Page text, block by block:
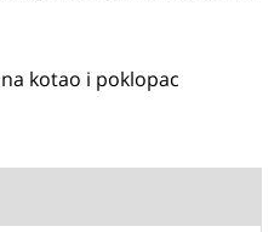
kotao i poklopac